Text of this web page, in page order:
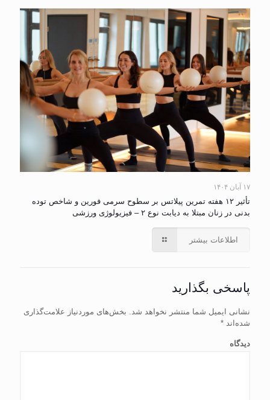
۱۷ آبان ۱۴۰۴
تأثیر ۱۲ هفته تمرین پیلاتس بر سطوح سرمی فورین و شاخص توده
بدنی در زنان مبتلا به دیابت نوع ۲ – فیزیولوژی ورزشی
اطلاعات بیشتر
پاسخی بگذارید
نشانی ایمیل شما منتشر نخواهد شد. بخش‌های موردنیاز علامت‌گذاری
شده‌اند *
دیدگاه